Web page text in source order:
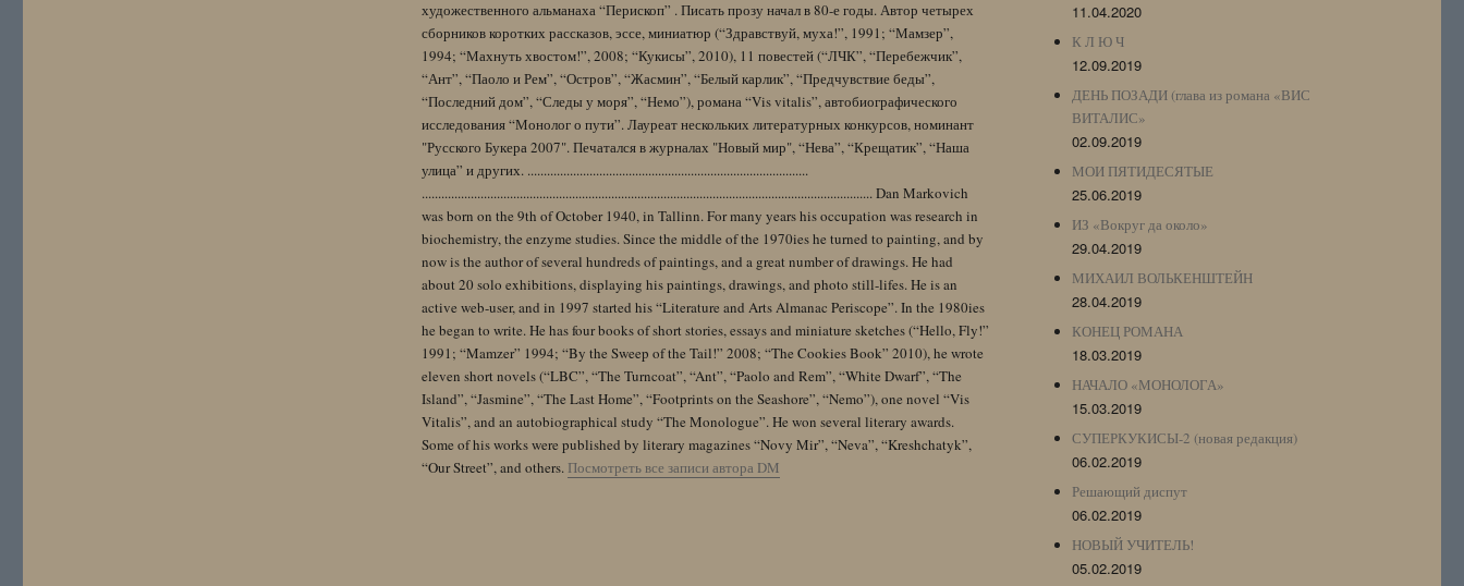
художественного альманаха “Перископ” . Писать прозу начал в 80-е годы. Автор четырех
сборников коротких рассказов, эссе, миниатюр (“Здравствуй, муха!”, 1991; “Мамзер”,
1994; “Махнуть хвостом!”, 2008; “Кукисы”, 2010), 11 повестей (“ЛЧК”, “Перебежчик”,
“Ант”, “Паоло и Рем”, “Остров”, “Жасмин”, “Белый карлик”, “Предчувствие беды”,
“Последний дом”, “Следы у моря”, “Немо”), романа “Vis vitalis”, автобиографического
исследования “Монолог о пути”. Лауреат нескольких литературных конкурсов, номинант
"Русского Букера 2007". Печатался в журналах "Новый мир", “Нева”, “Крещатик”, “Наша
улица” и других. ......................................................................................
.......................................................................................................................................... Dan Markovich
was born on the 9th of October 1940, in Tallinn. For many years his occupation was research in
biochemistry, the enzyme studies. Since the middle of the 1970ies he turned to painting, and by
now is the author of several hundreds of paintings, and a great number of drawings. He had
about 20 solo exhibitions, displaying his paintings, drawings, and photo still-lifes. He is an
active web-user, and in 1997 started his “Literature and Arts Almanac Periscope”. In the 1980ies
he began to write. He has four books of short stories, essays and miniature sketches (“Hello, Fly!”
1991; “Mamzer” 1994; “By the Sweep of the Tail!” 2008; “The Cookies Book” 2010), he wrote
eleven short novels (“LBC”, “The Turncoat”, “Ant”, “Paolo and Rem”, “White Dwarf”, “The
Island”, “Jasmine”, “The Last Home”, “Footprints on the Seashore”, “Nemo”), one novel “Vis
Vitalis”, and an autobiographical study “The Monologue”. He won several literary awards.
Some of his works were published by literary magazines “Novy Mir”, “Neva”, “Kreshchatyk”,
“Our Street”, and others. Посмотреть все записи автора DM
11.04.2020
К Л Ю Ч
12.09.2019
ДЕНЬ ПОЗАДИ (глава из романа «ВИС
ВИТАЛИС»
02.09.2019
МОИ ПЯТИДЕСЯТЫЕ
25.06.2019
ИЗ «Вокруг да около»
29.04.2019
МИХАИЛ ВОЛЬКЕНШТЕЙН
28.04.2019
КОНЕЦ РОМАНА
18.03.2019
НАЧАЛО «МОНОЛОГА»
15.03.2019
СУПЕРКУКИСЫ-2 (новая редакция)
06.02.2019
Решающий диспут
06.02.2019
НОВЫЙ УЧИТЕЛЬ!
05.02.2019